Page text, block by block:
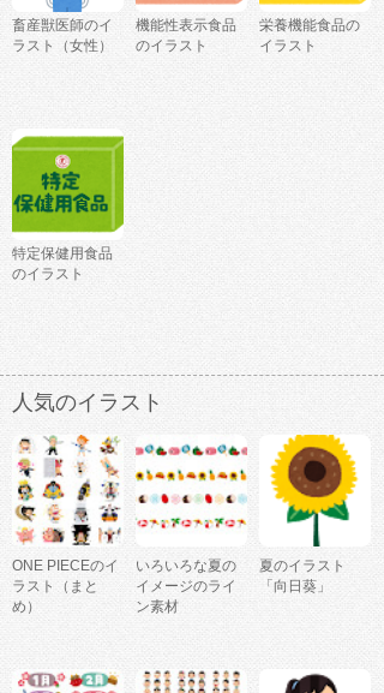
畜産獣医師のイ
ラスト（女性）
機能性表示食品
のイラスト
栄養機能食品の
イラスト
特定保健用食品
のイラスト
人気のイラスト
ONE PIECEのイ
ラスト（まと
め）
いろいろな夏の
イメージのライ
ン素材
夏のイラスト
「向日葵」